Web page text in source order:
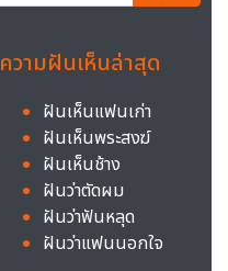
ความฝันเห็นล่าสุด
ฝันเห็นแฟนเก่า
ฝันเห็นพระสงฆ์
ฝันเห็นช้าง
ฝันว่าตัดผม
ฝันว่าฟันหลุด
ฝันว่าแฟนนอกใจ